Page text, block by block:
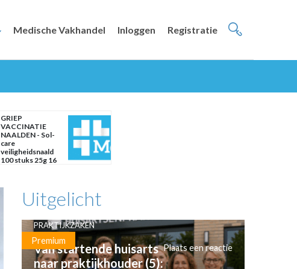
Medische Vakhandel Inloggen Registratie
GRIEP
VACCINATIE
NAALDEN - Sol-
care
veiligheidsnaald
100 stuks 25g 16
Uitgelicht
Premium
PRAKTIJKZAKEN
Van startende huisarts
naar praktijkhouder (5):
Plaats een reactie